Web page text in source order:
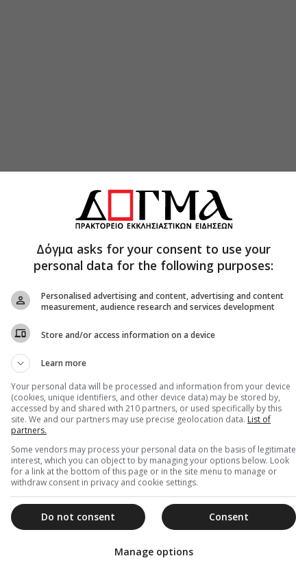
που σπεύδουν να προσκυνήσουν τα
Λέσβου, οι Μητροπόλεις Μυτιλήνης και
παράταση ώστε να μπορέσουν περισσότεροι
από τον Ναό που φιλοξενεί τα ιερά λείψανα
8-10 το πρωί και Ιερά Παράκλησις στις 7 το
θα τελεστούν Ιερές Αγρυπνίες 9 με 12
από το πρωί στις 8 μέχρι το βράδυ στις
Δόγμα asks for your consent to use your
personal data for the following purposes:
Personalised advertising and content, advertising and content
measurement, audience research and services development
Store and/or access information on a device
Learn more
Your personal data will be processed and information from your device
(cookies, unique identifiers, and other device data) may be stored by,
accessed by and shared with 210 partners, or used specifically by this
site. We and our partners may use precise geolocation data. List of
partners.
Some vendors may process your personal data on the basis of legitimate
interest, which you can object to by managing your options below. Look
for a link at the bottom of this page or in the site menu to manage or
withdraw consent in privacy and cookie settings.
Consent
Do not consent
Manage options